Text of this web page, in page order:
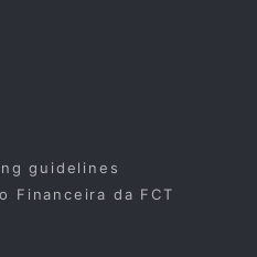
guidelines
Financeira da FCT